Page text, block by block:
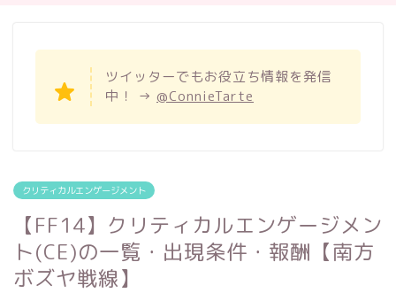
ツイッターでもお役立ち情報を発信
中！ → @ConnieTarte
クリティカルエンゲージメント
【FF14】クリティカルエンゲージメン
ト(CE)の一覧・出現条件・報酬【南方
ボズヤ戦線】